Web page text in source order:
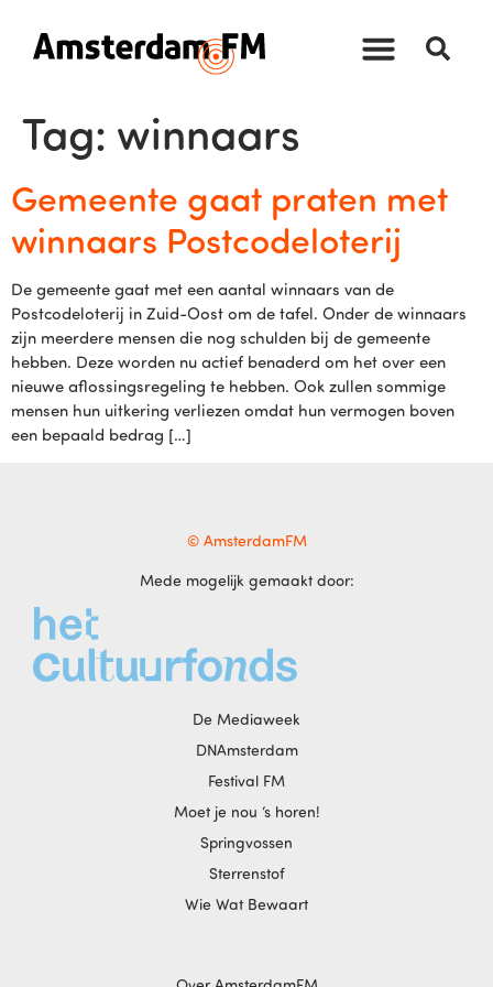
Tag: winnaars
Gemeente gaat praten met
winnaars Postcodeloterij
De gemeente gaat met een aantal winnaars van de
Postcodeloterij in Zuid-Oost om de tafel. Onder de winnaars
zijn meerdere mensen die nog schulden bij de gemeente
hebben. Deze worden nu actief benaderd om het over een
nieuwe aflossingsregeling te hebben. Ook zullen sommige
mensen hun uitkering verliezen omdat hun vermogen boven
een bepaald bedrag […]
© AmsterdamFM
Mede mogelijk gemaakt door:
De Mediaweek
DNAmsterdam
Festival FM
Moet je nou ‘s horen!
Springvossen
Sterrenstof
Wie Wat Bewaart